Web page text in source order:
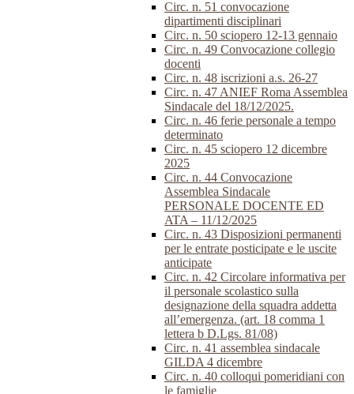
Circ. n. 51 convocazione
dipartimenti disciplinari
Circ. n. 50 sciopero 12-13 gennaio
Circ. n. 49 Convocazione collegio
docenti
Circ. n. 48 iscrizioni a.s. 26-27
Circ. n. 47 ANIEF Roma Assemblea
Sindacale del 18/12/2025.
Circ. n. 46 ferie personale a tempo
determinato
Circ. n. 45 sciopero 12 dicembre
2025
Circ. n. 44 Convocazione
Assemblea Sindacale
PERSONALE DOCENTE ED
ATA – 11/12/2025
Circ. n. 43 Disposizioni permanenti
per le entrate posticipate e le uscite
anticipate
Circ. n. 42 Circolare informativa per
il personale scolastico sulla
designazione della squadra addetta
all’emergenza. (art. 18 comma 1
lettera b D.Lgs. 81/08)
Circ. n. 41 assemblea sindacale
GILDA 4 dicembre
Circ. n. 40 colloqui pomeridiani con
le famiglie